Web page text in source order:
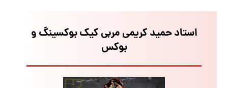
استاد حمید کریمی مربی کیک بوکسینگ و
بوکس